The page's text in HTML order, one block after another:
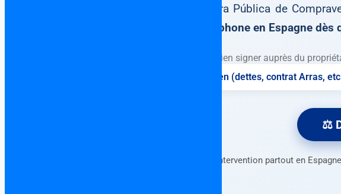
Escritura Pública de
francophone en Espagne
Ne surtout jamais rien signer auprès du
⚖️ Vérification complète du bien (dettes, contrat Arras,
⚖️
Forfait fixe • Consultation en français • Intervention partout en